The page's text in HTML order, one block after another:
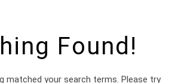
Found!
matched your search terms. Please try